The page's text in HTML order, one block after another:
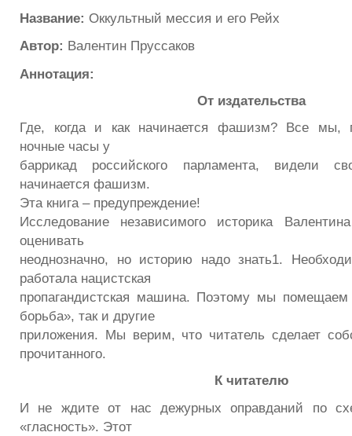
Название: Оккультный мессия и его Рейх
Автор: Валентин Пруссаков
Аннотация:
От издательства
Где, когда и как начинается фашизм? Все мы,
ночные часы у
баррикад российского парламента, видели
начинается фашизм.
Эта книга – предупреждение!
Исследование независимого историка
оценивать
неоднозначно, но историю надо знать1.
работала нацистская
пропагандистская машина. Поэтому мы
борьба», так и другие
приложения. Мы верим, что читатель сделает
прочитанного.
К читателю
И не ждите от нас дежурных оправданий по
«гласность». Этот